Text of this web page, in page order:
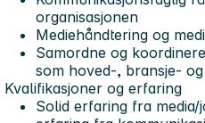
organisasjonen
Mediehåndtering og
Samordne og
som hoved-, bransje-
Kvalifikasjoner og erfaring
Solid erfaring fra